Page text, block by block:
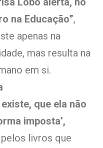
na Educação”,
apenas na
mas resulta na
em si.
que ela não
imposta’,
pelos livros que